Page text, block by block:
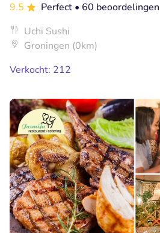
9.5
Perfect • 60 beoordelingen
Uchi Sushi
Groningen (0km)
Verkocht: 212